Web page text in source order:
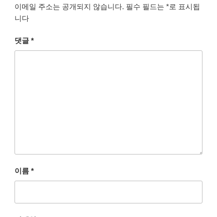
이메일 주소는 공개되지 않습니다. 필수 필드는 *로 표시됩
니다
댓글 *
이름 *